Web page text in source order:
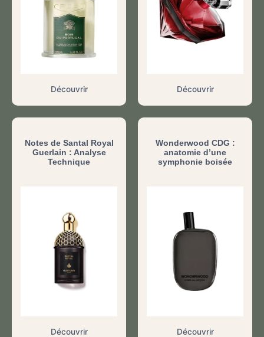
Découvrir Découvrir
Notes de Santal Royal
Guerlain : Analyse
Technique
Découvrir
Wonderwood CDG :
anatomie d’une
symphonie boisée
Découvrir